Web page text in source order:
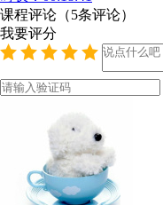
课程评论 （5条评论）
我要评分